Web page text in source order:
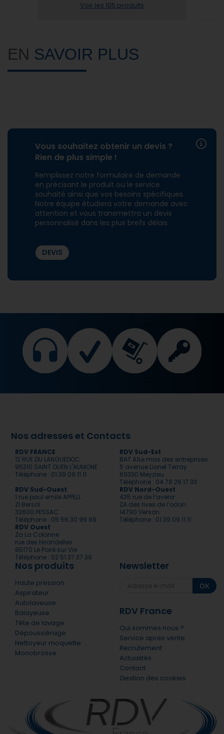
Voir les 105 produits
EN SAVOIR PLUS
Vous souhaitez obtenir un devis ?
Rien de plus simple !
Remplissez notre formulaire de demande
en précisant le produit ou le service
souhaité ainsi que vos besoins spécifiques.
Notre équipe étudiera votre demande avec
attention et vous transmettra un devis
personnalisé dans les plus brefs délais.
DEVIS
Nos adresses et Contacts
RDV FRANCE
12 RUE DU LANGUEDOC
95310 SAINT OUEN L'AUMONE
Téléphone : 01 39 09 11 11
RDV Sud-Est
BAT A1Le mas des entreprises
5 avenue Lionel Terray
69330 Meyzieu
Téléphone : 04 78 26 17 33
RDV Sud-Ouest
1 rue paul emile APPELL
ZI Bersol
33600 PESSAC
Téléphone : 05 56 30 99 89
RDV Nord-Ouest
435 rue de l’avenir
ZA des rives de l’odon
14790 Verson
Téléphone : 01 39 09 11 11
RDV Ouest
Za La Colonne
rue des Hirondelles
85170 Le Poiré sur Vie
Téléphone : 02 51 37 37 39
Nos produits
Haute pression
Aspirateur
Autolaveuse
Balayeuse
Tête de lavage
Dépoussiérage
Nettoyeur moquette
Monobrosse
Newsletter
OK
RDV France
Qui sommes nous ?
Service apres vente
Recrutement
Actualités
Contact
Gestion des cookies